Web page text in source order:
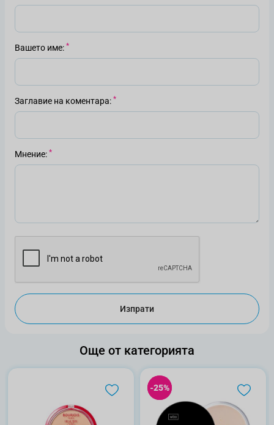
Вашето име
Заглавие на коментара
Мнение
Изпрати
Още от категорията
-25%
-25%